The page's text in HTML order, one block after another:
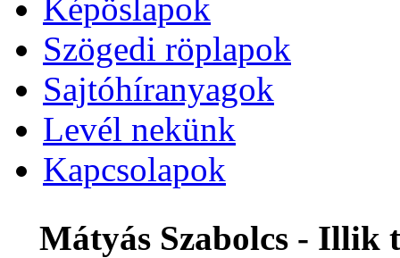
Képöslapok
Szögedi röplapok
Sajtóhíranyagok
Levél nekünk
Kapcsolapok
Mátyás Szabolcs - Illik